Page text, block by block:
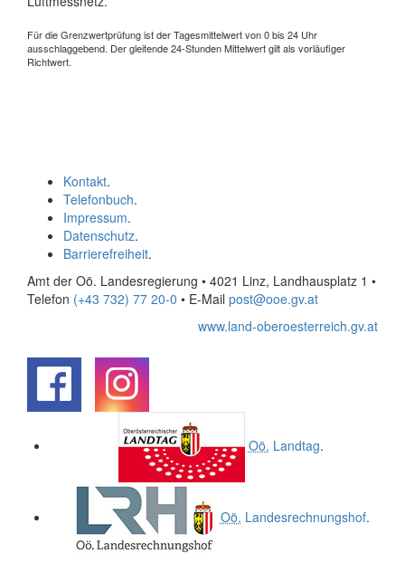
Für die Grenzwertprüfung ist der Tagesmittelwert von 0 bis 24 Uhr
ausschlaggebend. Der gleitende 24-Stunden Mittelwert gilt als vorläufiger
Richtwert.
Kontakt.
Telefonbuch.
Impressum.
Datenschutz.
Barrierefreiheit.
Amt der Oö. Landesregierung • 4021 Linz, Landhausplatz 1 •
Telefon (+43 732) 77 20-0 • E-Mail post@ooe.gv.at
www.land-oberoesterreich.gv.at
Oö. Landtag.
Oö. Landesrechnungshof.